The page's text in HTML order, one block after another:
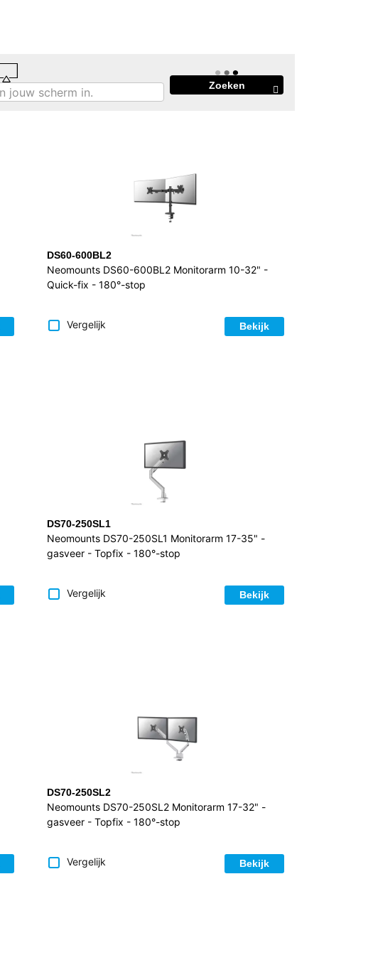
Zoeken
DS60-600BL2
Neomounts DS60-600BL2 Monitorarm 10-32" -
Quick-fix - 180°-stop
Vergelijk Bekijk
DS70-250SL1
Neomounts DS70-250SL1 Monitorarm 17-35" -
gasveer - Topfix - 180°-stop
Vergelijk Bekijk
DS70-250SL2
Neomounts DS70-250SL2 Monitorarm 17-32" -
gasveer - Topfix - 180°-stop
Vergelijk Bekijk